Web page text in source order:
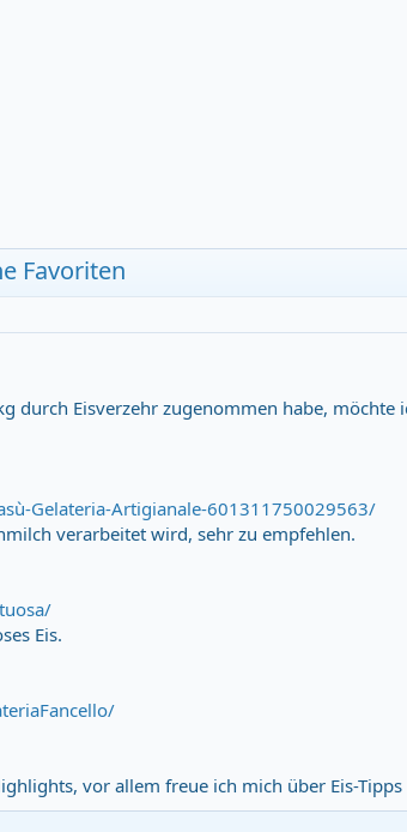
Favoriten
durch Eisverzehr zugenommen habe, möchte
Gelateria-Artigianale-601311750029563/
verarbeitet wird, sehr zu empfehlen.
Eis.
vor allem freue ich mich über Eis-